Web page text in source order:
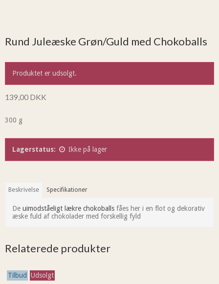
Rund Juleæske Grøn/Guld med Chokoballs
Produktet er udsolgt.
139,00 DKK
300 g
Lagerstatus: Ikke på lager
Beskrivelse Specifikationer
De uimodståeligt lækre chokoballs fåes her i en flot og dekorativ
æske fuld af chokolader med forskellig fyld
Relaterede produkter
Tilbud Udsolgt